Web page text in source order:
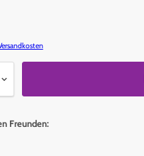
Freunden: